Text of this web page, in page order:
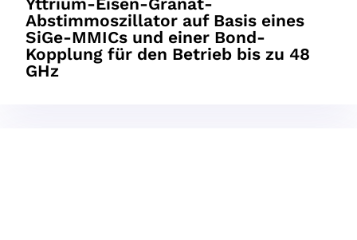
Abstimmoszillator auf Basis eines
SiGe-MMICs und einer Bond-
Kopplung für den Betrieb bis zu 48
GHz